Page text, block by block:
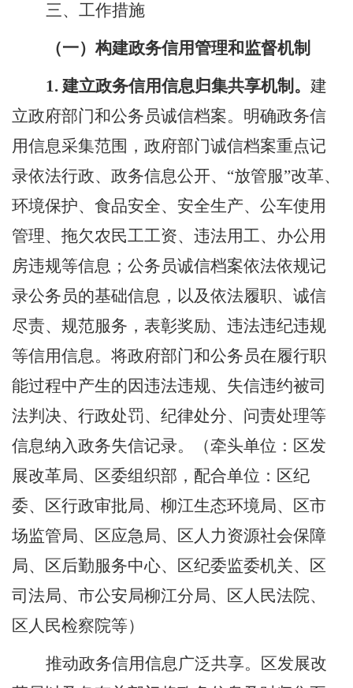
三、工作措施
（一）构建政务信用管理和监督机制
1. 建立政务信用信息归集共享机制。 建
立政府部门和公务员诚信档案。明确政务信
用信息采集范围，政府部门诚信档案重点记
录依法行政、政务信息公开、 “放管服”改革、
环境保护、食品安全、安全生产、公车使用
管理、拖欠农民工工资、违法用工、办公用
房违规等信息；公务员诚信档案依法依规记
录公务员的基础信息，以及依法履职、诚信
尽责、规范服务，表彰奖励、违法违纪违规
等信用信息。将政府部门和公务员在履行职
能过程中产生的因违法违规、失信违约被司
法判决、行政处罚、纪律处分、问责处理等
信息纳入政务失信记录。（牵头单位：区发
展改革局、区委组织部，配合单位： 区纪
委、
区行政审批局、柳江生态环境局、区市
场监管局、区应急局、区人力资源社会保障
局、区后勤服务中心、区纪委监委机关、区
司法局、市公安局柳江分局、区人民法院、
区人民检察院等）
推动政务信用信息广泛共享。区发展改